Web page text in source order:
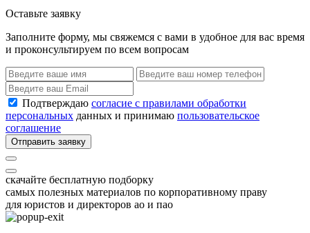
Оставьте заявку
Заполните форму, мы свяжемся с вами в удобное для вас время
и проконсультируем по всем вопросам
Подтверждаю согласие с правилами обработки
персональных данных и принимаю пользовательское
соглашение
Отправить заявку
скачайте бесплатную подборку
самых полезных материалов по корпоративному праву
для юристов и директоров ао и пао